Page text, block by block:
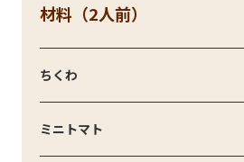
材料（2人前）
ちくわ
ミニトマト